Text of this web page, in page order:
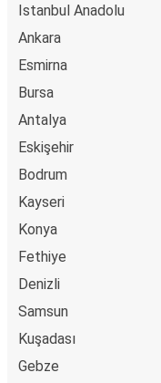
Istanbul Anadolu
Ankara
Esmirna
Bursa
Antalya
Eskişehir
Bodrum
Kayseri
Konya
Fethiye
Denizli
Samsun
Kuşadası
Gebze